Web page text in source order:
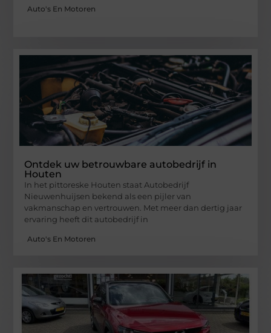
Auto's En Motoren
Ontdek uw betrouwbare autobedrijf in
Houten
In het pittoreske Houten staat Autobedrijf
Nieuwenhuijsen bekend als een pijler van
vakmanschap en vertrouwen. Met meer dan dertig jaar
ervaring heeft dit autobedrijf in
Auto's En Motoren